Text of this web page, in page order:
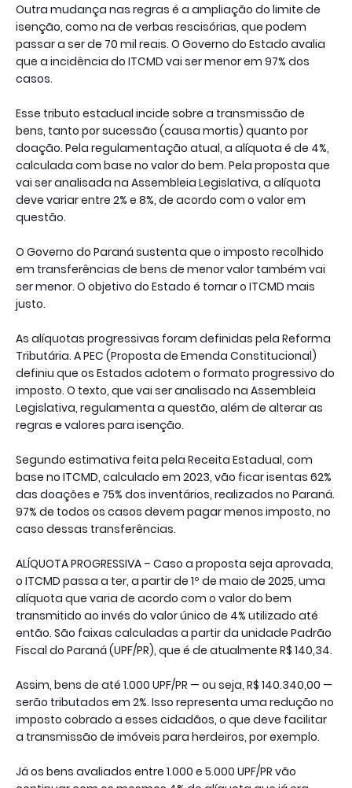
Outra mudança nas regras é a ampliação do limite de
isenção, como na de verbas rescisórias, que podem
passar a ser de 70 mil reais. O Governo do Estado avalia
que a incidência do ITCMD vai ser menor em 97% dos
casos.
Esse tributo estadual incide sobre a transmissão de
bens, tanto por sucessão (causa mortis) quanto por
doação. Pela regulamentação atual, a alíquota é de 4%,
calculada com base no valor do bem. Pela proposta que
vai ser analisada na Assembleia Legislativa, a alíquota
deve variar entre 2% e 8%, de acordo com o valor em
questão.
O Governo do Paraná sustenta que o imposto recolhido
em transferências de bens de menor valor também vai
ser menor. O objetivo do Estado é tornar o ITCMD mais
justo.
As alíquotas progressivas foram definidas pela Reforma
Tributária. A PEC (Proposta de Emenda Constitucional)
definiu que os Estados adotem o formato progressivo do
imposto. O texto, que vai ser analisado na Assembleia
Legislativa, regulamenta a questão, além de alterar as
regras e valores para isenção.
Segundo estimativa feita pela Receita Estadual, com
base no ITCMD, calculado em 2023, vão ficar isentas 62%
das doações e 75% dos inventários, realizados no Paraná.
97% de todos os casos devem pagar menos imposto, no
caso dessas transferências.
ALÍQUOTA PROGRESSIVA – Caso a proposta seja aprovada,
o ITCMD passa a ter, a partir de 1º de maio de 2025, uma
alíquota que varia de acordo com o valor do bem
transmitido ao invés do valor único de 4% utilizado até
então. São faixas calculadas a partir da unidade Padrão
Fiscal do Paraná (UPF/PR), que é de atualmente R$ 140,34.
Assim, bens de até 1.000 UPF/PR — ou seja, R$ 140.340,00 —
serão tributados em 2%. Isso representa uma redução no
imposto cobrado a esses cidadãos, o que deve facilitar
a transmissão de imóveis para herdeiros, por exemplo.
Já os bens avaliados entre 1.000 e 5.000 UPF/PR vão